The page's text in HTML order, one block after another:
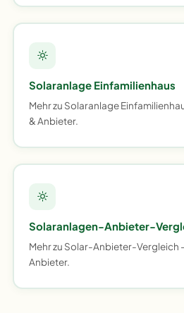
Solaranlage Einfamilienhaus
Mehr zu Solaranlage
& Anbieter.
Solaranlagen-Anbieter-
Mehr zu Solar-Anbieter-Vergleich
Anbieter.